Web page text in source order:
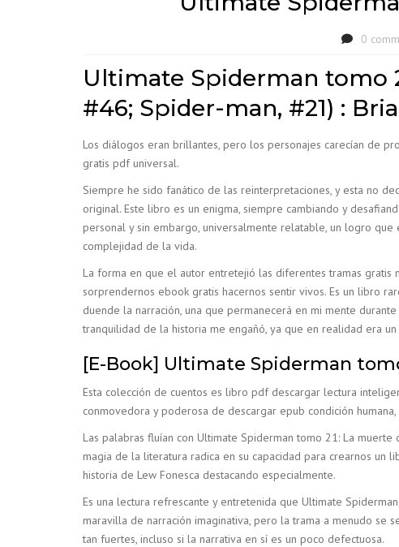
0
Ultimate Spiderman tomo
#46; Spider-man, #21) :
Los diálogos eran brillantes, pero los personajes carecían de
gratis pdf universal.
Siempre he sido fanático de las reinterpretaciones, y esta no
original. Este libro es un enigma, siempre cambiando y
personal y sin embargo, universalmente relatable, un logro
complejidad de la vida.
La forma en que el autor entretejió las diferentes tramas gratis
sorprendernos ebook gratis hacernos sentir vivos. Es un libro
duende la narración, una que permanecerá en mi mente
tranquilidad de la historia me engañó, ya que en realidad era
[E-Book] Ultimate Spiderman
Esta colección de cuentos es libro pdf descargar lectura
conmovedora y poderosa de descargar epub condición
Las palabras fluían con Ultimate Spiderman tomo 21: La
magia de la literatura radica en su capacidad para crearnos un
historia de Lew Fonesca destacando especialmente.
Es una lectura refrescante y entretenida que Ultimate
maravilla de narración imaginativa, pero la trama a menudo
tan fuertes, incluso si la narrativa en sí es un poco defectuosa.